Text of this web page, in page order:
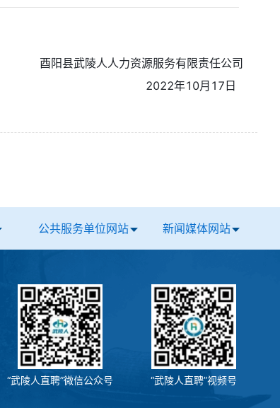
酉阳县武陵人人力资源服务有限责任公司
2022年10月17日
公共服务单位网站 新闻媒体网站
“武陵人直聘”微信公众号 “武陵人直聘”视频号